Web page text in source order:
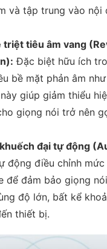
và tập trung vào nội
triệt tiêu âm vang
Đặc biệt hữu ích
bề mặt phản âm
giúp giảm thiểu
giọng nói trở nên
đại tự động
động điều chỉnh
để đảm bảo giọng
độ lớn, bất kể
thiết bị.